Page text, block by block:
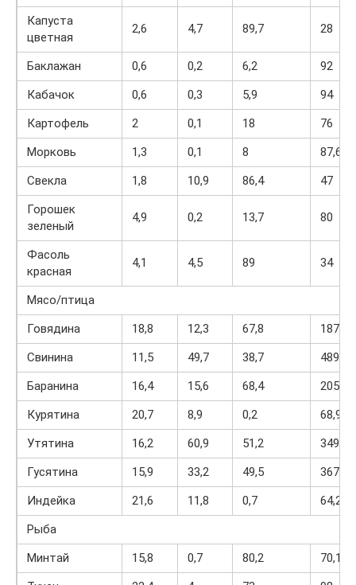
Капуста
цветная
2,6 4,7 89,7 28
Баклажан 0,6 0,2 6,2
92
Кабачок
0,6 0,3 5,9
94
Картофель
2 0,1 18
76
Морковь
1,3 0,1 8
87,6
Свекла
1,8 10,9 86,4
47
Горошек
зеленый
4,9 0,2 13,7 80
Фасоль
красная
4,1 4,5 89 34
Мясо/птица
Говядина
18,8 12,3 67,8
187
Свинина
11,5 49,7 38,7
489
Баранина
16,4 15,6 68,4
205
Курятина
20,7 8,9 0,2
68,9
Утятина
16,2 60,9 51,2
349
Гусятина
15,9 33,2 49,5
367
Индейка
21,6 11,8 0,7
64,2
Рыба
Минтай
15,8 0,7 80,2
70,1